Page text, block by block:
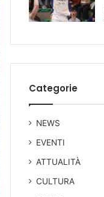
Categorie
NEWS
EVENTI
ATTUALITÀ
CULTURA